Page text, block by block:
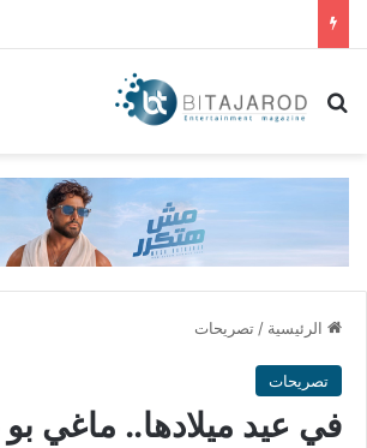
بحث عن
الرئيسية / تصريحات
تصريحات
في عيد ميلادها.. ماغي